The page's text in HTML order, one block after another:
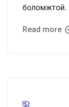
боломжтой.
Read more